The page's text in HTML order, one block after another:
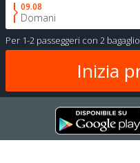
09.08
Domani
Per 1-2 passeggeri con 2 bagaglio